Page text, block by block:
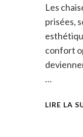
Les
prisées,
confort
…
LIRE LA